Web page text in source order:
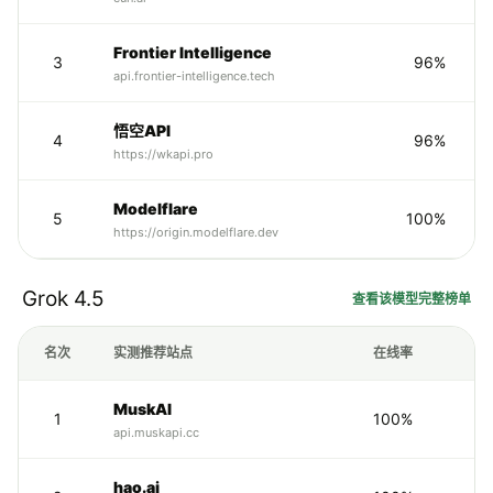
3
Frontier Intelligence
api.frontier-intelligence.tech
96%
4
悟空API
https://wkapi.pro
96%
5
Modelflare
https://origin.modelflare.dev
100%
Grok 4.5 查看该模型完整榜单
名次 实测推荐站点 在线率
1
MuskAI
api.muskapi.cc
100%
hao.ai